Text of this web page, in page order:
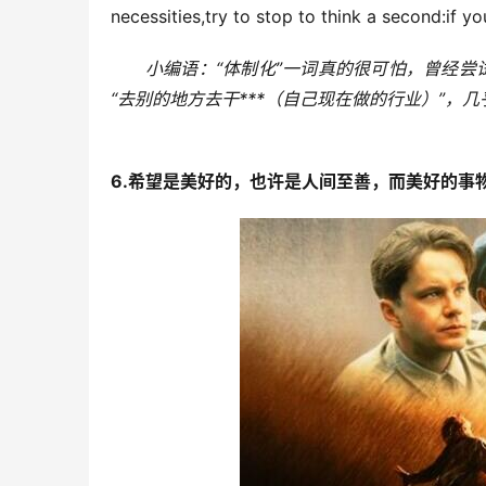
necessities,try to stop to think a second:if
小编语：“体制化”一词真的很可怕，曾经
“去别的地方去干***（自己现在做的行业）”，
6.希望是美好的，也许是人间至善，而美好的事